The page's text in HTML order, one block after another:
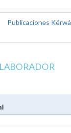
Publicaciones Kérwá